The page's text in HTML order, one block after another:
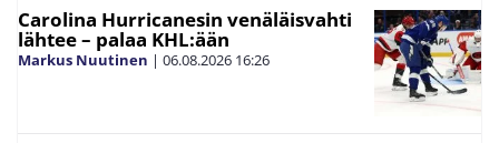
Carolina Hurricanesin venäläisvahti
lähtee – palaa KHL:ään
Markus Nuutinen | 06.08.2026 16:26